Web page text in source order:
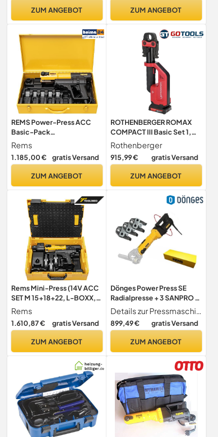
Rohre, Rohrpressmaschine
ZUM ANGEBOT ZUM ANGEBOT
REMS Power-Press ACC
Basic-Pack
(elektrohydraulische
Radialpresse 32 kN, mit
Sicherheits-Tippschalter,
Stahlblechkasten) 577010
Rems
1.185,00 € gratis Versand
ZUM ANGEBOT
ROTHENBERGER ROMAX
COMPACT III Basic Set 1,
1x2Ah, EU, AMP -
1000004267
Rothenberger
915,99 € gratis Versand
ZUM ANGEBOT
Rems Mini-Press (14V ACC
SET M 15+18+22, L-BOXX,
Presszangen, mit 2
schwenkbaren Monoblock-
Pressbacken, kompakte
Rems
1.610,87 € gratis Versand
ZUM ANGEBOT
Dönges Power Press SE
Radialpresse + 3 SANPRO -
V - Pressbacken 15, 22, 28,
Details zur Pressmaschine:,
Elektrische Radialpresse
Pressverbindungen D 10-
Details zur Pressmaschine
899,49 € gratis Versand
ZUM ANGEBOT